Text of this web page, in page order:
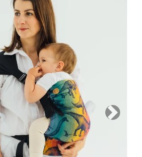
Next